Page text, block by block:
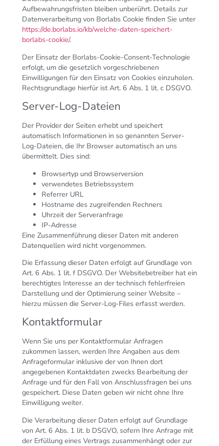
Aufbewahrungsfristen bleiben unberührt. Details zur
Datenverarbeitung von Borlabs Cookie finden Sie unter
https://de.borlabs.io/kb/welche-daten-speichert-
borlabs-cookie/.
Der Einsatz der Borlabs-Cookie-Consent-Technologie
erfolgt, um die gesetzlich vorgeschriebenen
Einwilligungen für den Einsatz von Cookies einzuholen.
Rechtsgrundlage hierfür ist Art. 6 Abs. 1 lit. c DSGVO.
Server-Log-Dateien
Der Provider der Seiten erhebt und speichert
automatisch Informationen in so genannten Server-
Log-Dateien, die Ihr Browser automatisch an uns
übermittelt. Dies sind:
Browsertyp und Browserversion
verwendetes Betriebssystem
Referrer URL
Hostname des zugreifenden Rechners
Uhrzeit der Serveranfrage
IP-Adresse
Eine Zusammenführung dieser Daten mit anderen
Datenquellen wird nicht vorgenommen.
Die Erfassung dieser Daten erfolgt auf Grundlage von
Art. 6 Abs. 1 lit. f DSGVO. Der Websitebetreiber hat ein
berechtigtes Interesse an der technisch fehlerfreien
Darstellung und der Optimierung seiner Website –
hierzu müssen die Server-Log-Files erfasst werden.
Kontaktformular
Wenn Sie uns per Kontaktformular Anfragen
zukommen lassen, werden Ihre Angaben aus dem
Anfrageformular inklusive der von Ihnen dort
angegebenen Kontaktdaten zwecks Bearbeitung der
Anfrage und für den Fall von Anschlussfragen bei uns
gespeichert. Diese Daten geben wir nicht ohne Ihre
Einwilligung weiter.
Die Verarbeitung dieser Daten erfolgt auf Grundlage
von Art. 6 Abs. 1 lit. b DSGVO, sofern Ihre Anfrage mit
der Erfüllung eines Vertrags zusammenhängt oder zur